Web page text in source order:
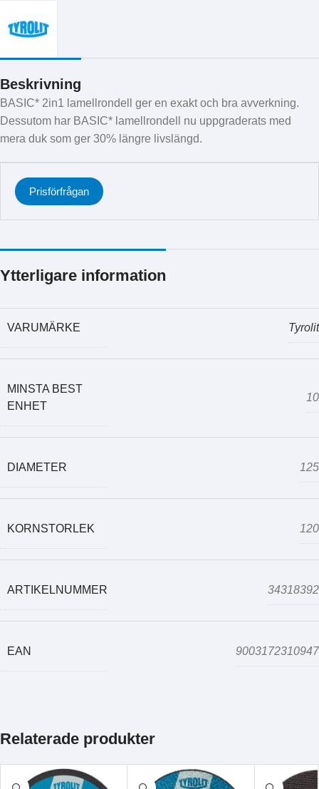
Beskrivning
BASIC* 2in1 lamellrondell ger en exakt och bra avverkning.
Dessutom har BASIC* lamellrondell nu uppgraderats med
mera duk som ger 30% längre livslängd.
Prisförfrågan
Ytterligare information
VARUMÄRKE Tyrolit
MINSTA BEST
ENHET
10
DIAMETER 125
KORNSTORLEK 120
ARTIKELNUMMER 34318392
EAN 9003172310947
Relaterade produkter